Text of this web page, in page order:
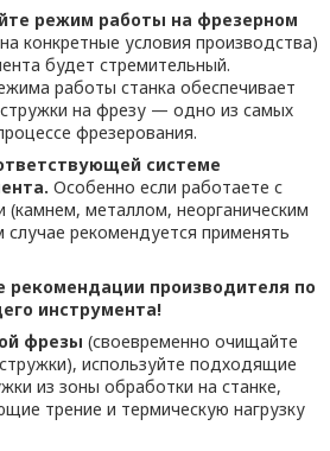
режим работы на фрезерном
конкретные условия производства)
будет стремительный.
работы станка обеспечивает
на фрезу — одно из самых
фрезерования.
системе
Особенно если работаете с
металлом, неорганическим
случае рекомендуется применять
рекомендации производителя по
инструмента!
фрезы (своевременно очищайте
используйте подходящие
из зоны обработки на станке,
трение и термическую нагрузку